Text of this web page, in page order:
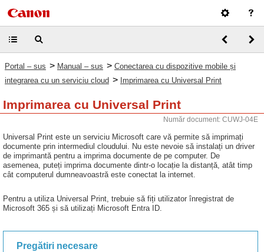
Portal – sus > Manual – sus > Conectarea cu dispozitive mobile și
integrarea cu un serviciu cloud > Imprimarea cu Universal Print
Imprimarea cu Universal Print
Număr document: CUWJ-04E
Universal Print este un serviciu Microsoft care vă permite să imprimați
documente prin intermediul cloudului. Nu este nevoie să instalați un driver
de imprimantă pentru a imprima documente de pe computer. De
asemenea, puteți imprima documente dintr-o locație la distanță, atât timp
cât computerul dumneavoastră este conectat la internet.
Pentru a utiliza Universal Print, trebuie să fiți utilizator înregistrat de
Microsoft 365 și să utilizați Microsoft Entra ID.
Pregătiri necesare